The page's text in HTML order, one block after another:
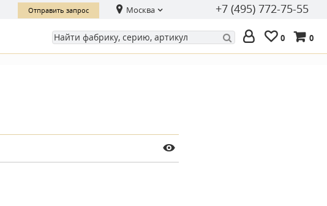
Отправить запрос Москва +7 (495) 772-75-55
0 0